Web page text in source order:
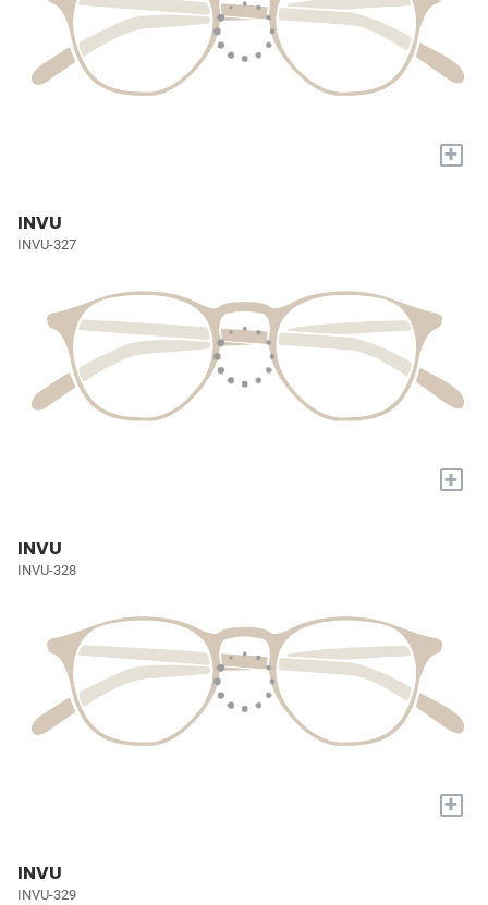
+
INVU
INVU-327
+
INVU
INVU-328
+
INVU
INVU-329